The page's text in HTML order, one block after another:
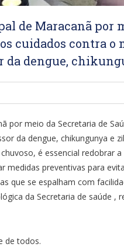
de Maracanã por
cuidados contra o
dengue,
por meio da Secretaria de
da dengue, chikungunya e
é essencial redobrar
medidas preventivas para
que se espalham com
da Secretaria de saúde ,
de todos.